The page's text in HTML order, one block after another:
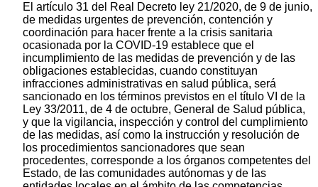
El artículo 31 del Real Decreto ley 21/2020, de 9 de junio,
de medidas urgentes de prevención, contención y
coordinación para hacer frente a la crisis sanitaria
ocasionada por la COVID-19 establece que el
incumplimiento de las medidas de prevención y de las
obligaciones establecidas, cuando constituyan
infracciones administrativas en salud pública, será
sancionado en los términos previstos en el título VI de la
Ley 33/2011, de 4 de octubre, General de Salud pública,
y que la vigilancia, inspección y control del cumplimiento
de las medidas, así como la instrucción y resolución de
los procedimientos sancionadores que sean
procedentes, corresponde a los órganos competentes del
Estado, de las comunidades autónomas y de las